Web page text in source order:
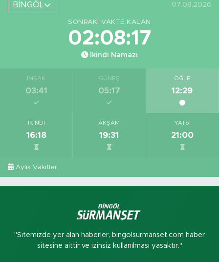
BİNGÖL 07.08.2026
SONRAKI VAKTE KALAN
02:08:16
İkindi Namazı
İMSAK
03:41
GÜNEŞ
05:17
ÖĞLE
12:29
İKINDI
16:18
AKŞAM
19:31
YATSI
21:00
Aylık Vakitler
"Sitemizde yer alan haberler, bingolsurmanset.com haber
sitesine aittir ve izinsiz kullanılması yasaktır."